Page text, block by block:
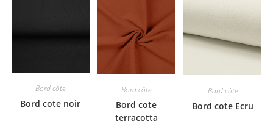
Bord côte
Bord cote noir
Bord côte
Bord cote
terracotta
Bord côte
Bord cote Ecru